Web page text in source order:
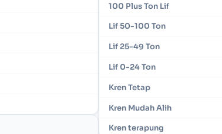
100 Plus Ton Lif
Lif 50-100 Ton
Lif 25-49 Ton
Lif 0-24 Ton
Kren Tetap
Kren Mudah Alih
Kren terapung